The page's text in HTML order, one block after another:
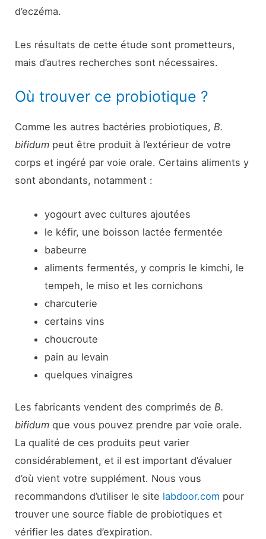
d’eczéma.
Les résultats de cette étude sont prometteurs,
mais d’autres recherches sont nécessaires.
Où trouver ce probiotique ?
Comme les autres bactéries probiotiques,B.
bifidum peut être produit à l’extérieur de votre
corps et ingéré par voie orale. Certains aliments y
sont abondants, notamment :
yogourt avec cultures ajoutées
le kéfir, une boisson lactée fermentée
babeurre
aliments fermentés, y compris le kimchi, le
tempeh, le miso et les cornichons
charcuterie
certains vins
choucroute
pain au levain
quelques vinaigres
Les fabricants vendent des comprimés deB.
bifidum que vous pouvez prendre par voie orale.
La qualité de ces produits peut varier
considérablement, et il est important d’évaluer
d’où vient votre supplément. Nous vous
recommandons d’utiliser le site labdoor.com pour
trouver une source fiable de probiotiques et
vérifier les dates d’expiration.